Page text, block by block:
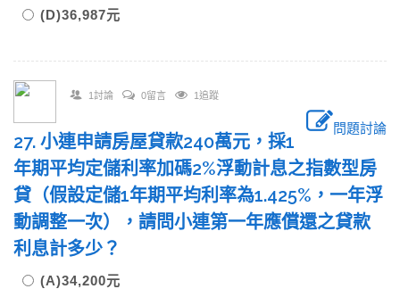
(D)36,987元
1討論 0留言 1追蹤
問題討論
27. 小連申請房屋貸款240萬元，採1
年期平均定儲利率加碼2%浮動計息之指數型房
貸（假設定儲1年期平均利率為1.425%，一年浮
動調整一次），請問小連第一年應償還之貸款
利息計多少？
(A)34,200元